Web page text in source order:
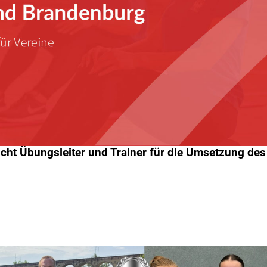
Übungsleiter und Trainer für die Umsetzung